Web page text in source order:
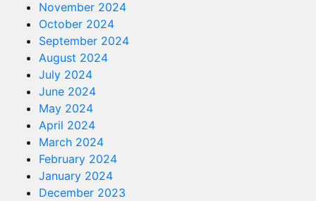
November 2024
October 2024
September 2024
August 2024
July 2024
June 2024
May 2024
April 2024
March 2024
February 2024
January 2024
December 2023